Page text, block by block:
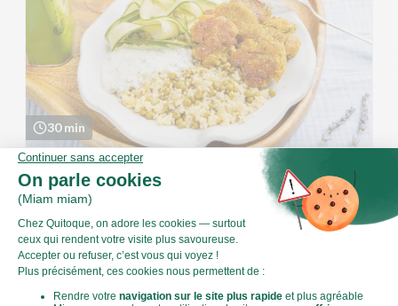
30 min
Bowl de smashed falafels, haricots verts et
sauce herbacée
Découverte · Végétarien